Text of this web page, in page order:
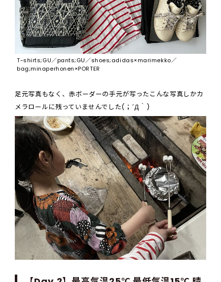
T-shirts;GU／pants;GU／shoes;adidas×marimekko／
bag;minaperhonen×PORTER
足元写真もなく、赤ボーダーの手元が写ったこんな写真しかカ
メラロールに残っていませんでした(；´Д｀)